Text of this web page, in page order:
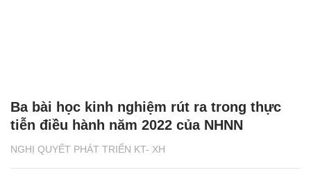
NGHỊ QUYẾT PHÁT TRIỂN KT- XH
Ba bài học kinh nghiệm rút ra trong thực
tiễn điều hành năm 2022 của NHNN